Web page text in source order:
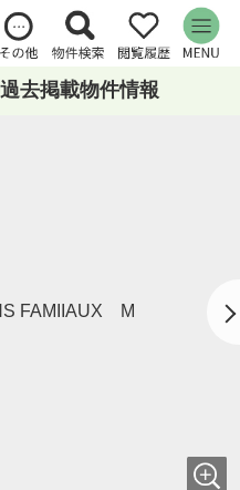
去掲載物件情報